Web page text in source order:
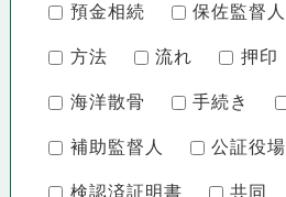
預金相続 保佐監督人
方法 流れ 押印
海洋散骨 手続き
補助監督人 公証役場
検認済証明書 共同